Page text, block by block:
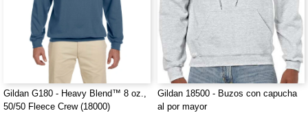
Gildan G180 - Heavy Blend™ 8 oz.,
50/50 Fleece Crew (18000)
Gildan 18500 - Buzos con capucha
al por mayor